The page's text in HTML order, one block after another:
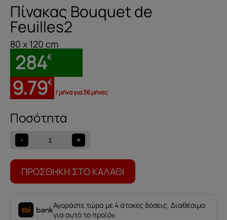
Πίνακας Bouquet de
Feuilles2
80 x 120 cm
284€
9.79€
/ μήνα για 36 μήνες
-
Πίνακας
Bouquet
de
Feuilles2
+
ΠΡΟΣΘΉΚΗ ΣΤΟ ΚΑΛΆΘΙ
Αγοράστε τώρα με 4 άτοκες δόσεις. Διαθέσιμο
για αυτό το προϊόν.